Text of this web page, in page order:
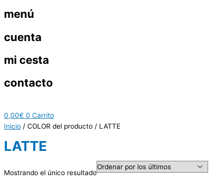
menú
cuenta
mi cesta
contacto
0,00€ 0 Carrito
Inicio / COLOR del producto / LATTE
LATTE
Mostrando el único resultado